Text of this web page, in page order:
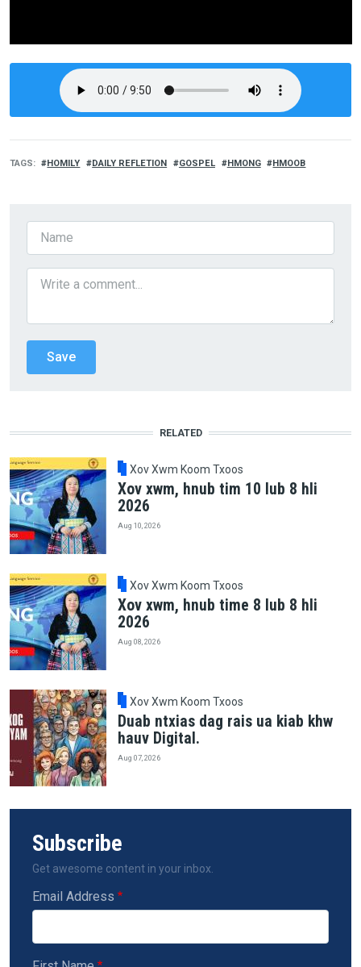
TAGS HOMILY DAILY REFLETION GOSPEL HMONG HMOOB
RELATED
Xov Xwm Koom Txoos
Xov xwm, hnub tim 10 lub 8 hli
2026
Aug 10, 2026
Xov Xwm Koom Txoos
Xov xwm, hnub time 8 lub 8 hli
2026
Aug 08, 2026
Xov Xwm Koom Txoos
Duab ntxias dag rais ua kiab khw
hauv Digital.
Aug 07, 2026
Subscribe
Get awesome content in your inbox.
Email Address